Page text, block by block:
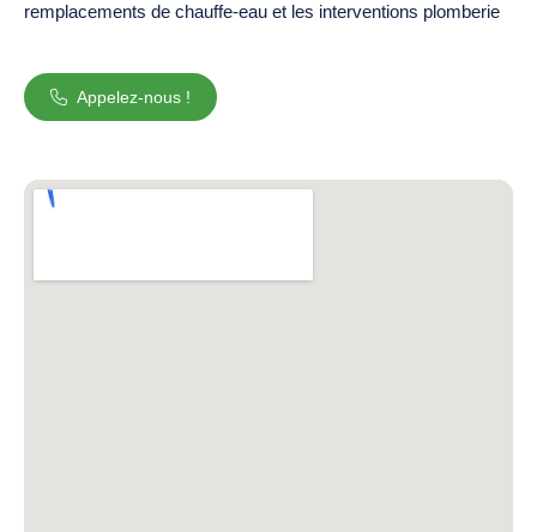
remplacements de chauffe-eau et les interventions plomberie
Appelez-nous !